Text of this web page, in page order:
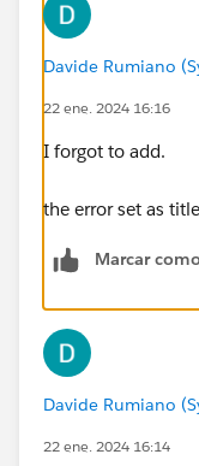
Davide Rumiano
22 ene. 2024 16:16
I forgot to add.
the error set as
Marcar
Davide Rumiano
22 ene. 2024 16:14